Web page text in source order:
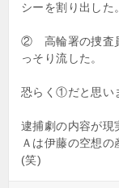
シーを割り出した。
② 高輪署の捜査
っそり流した。
恐らく①だと思い
逮捕劇の内容が
Ａは伊藤の空想の
(笑)